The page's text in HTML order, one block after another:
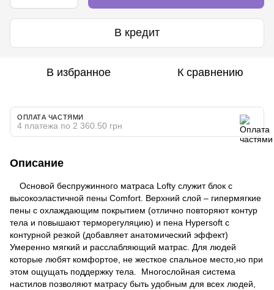
В кредит
В избранное К сравнению
ОПЛАТА ЧАСТЯМИ
4 платежа по 2 360.50 грн
Описание
Основой беспружинного матраса Lofty служит блок с
высокоэластичной пены Comfort. Верхний слой – гипермягкие
пены с охлаждающим покрытием (отлично повторяют контур
тела и повышают терморегуляцию) и пена Hypersoft с
контурной резкой (добавляет анатомический эффект)
Умеренно мягкий и расслабляющий матрас. Для людей
которые любят комфортое, не жесткое спальное место,но при
этом ощущать поддержку тела. Многослойная система
настилов позволяют матрасу быть удобным для всех людей,